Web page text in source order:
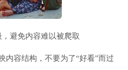
避免内容难以被爬取
内容结构，不要为了“好看”而过